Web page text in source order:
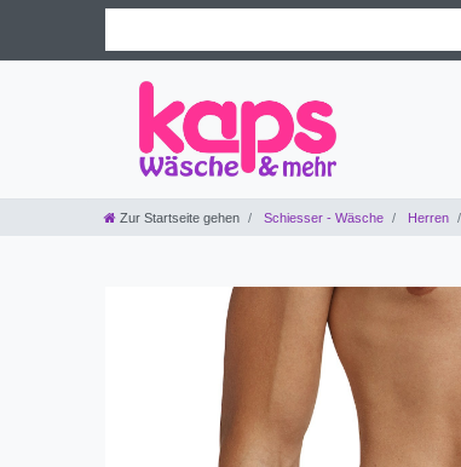
Zur Startseite gehen Schiesser - Wäsche Herren